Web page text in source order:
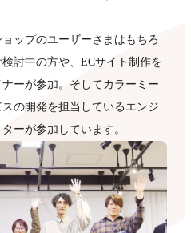
ップのユーザーさまはもちろ
討中の方や、ECサイト制作を
ーが​参加。そしてカラーミー
の開発を担当しているエンジ
ーが参加していま​す。